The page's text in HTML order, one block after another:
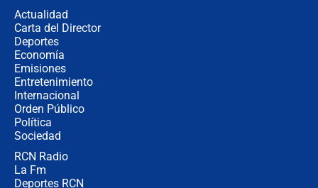
Actualidad
Carta del Director
Deportes
Economía
Emisiones
Entretenimiento
Internacional
Orden Público
Política
Sociedad
RCN Radio
La Fm
Deportes RCN